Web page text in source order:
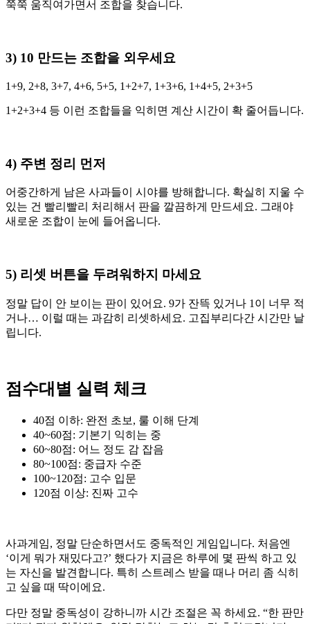
쭉쭉 움직여가면서 조합을 찾습니다.
3) 10 만드는 조합을 외우세요
1+9, 2+8, 3+7, 4+6, 5+5, 1+2+7, 1+3+6, 1+4+5, 2+3+5
1+2+3+4 등 이런 조합들을 익히면 계산 시간이 확 줄어듭니다.
4) 주변 정리 먼저
어중간하게 남은 사과들이 시야를 방해합니다. 확실히 지울 수
있는 건 빨리빨리 처리해서 판을 깔끔하게 만드세요. 그래야
새로운 조합이 눈에 들어옵니다.
5) 리셋 버튼을 두려워하지 마세요
정말 답이 안 보이는 판이 있어요. 9가 잔뜩 있거나 1이 너무 적
거나… 이럴 때는 과감히 리셋하세요. 고집부리다간 시간만 날
립니다.
점수대별 실력 체크
40점 이하: 완전 초보, 룰 이해 단계
40~60점: 기본기 익히는 중
60~80점: 어느 정도 감 잡음
80~100점: 중급자 수준
100~120점: 고수 입문
120점 이상: 진짜 고수
사과게임, 정말 단순하면서도 중독적인 게임입니다. 처음엔
‘이게 뭐가 재밌다고?’ 했다가 지금은 하루에 몇 판씩 하고 있
는 자신을 발견합니다. 특히 스트레스 받을 때나 머리 좀 식히
고 싶을 때 딱이에요.
다만 정말 중독성이 강하니까 시간 조절은 꼭 하세요. “한 판만